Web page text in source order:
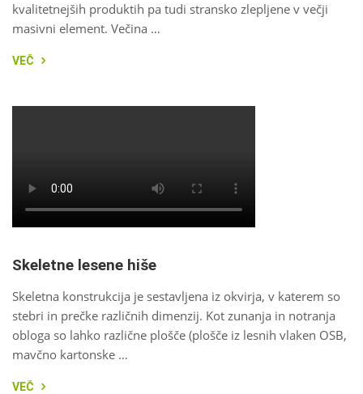
kvalitetnejših produktih pa tudi stransko zlepljene v večji
masivni element. Večina …
VEČ
Skeletne lesene hiše
Skeletna konstrukcija je sestavljena iz okvirja, v katerem so
stebri in prečke različnih dimenzij. Kot zunanja in notranja
obloga so lahko različne plošče (plošče iz lesnih vlaken OSB,
mavčno kartonske …
VEČ